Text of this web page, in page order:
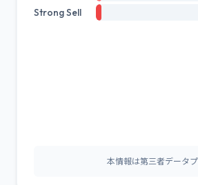
Strong Sell
本情報は第三者データ